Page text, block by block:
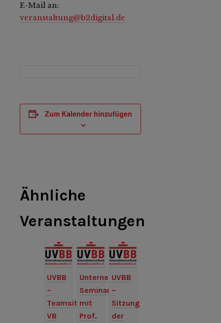
E-Mail an:
veranstaltung@b2digital.de
Zum Kalender hinzufügen
Ähnliche
Veranstaltungen
UVBB
–
Teamsitzung
VB
Unternehmer-
Seminar
mit
Prof.
UVBB
–
Sitzung
der